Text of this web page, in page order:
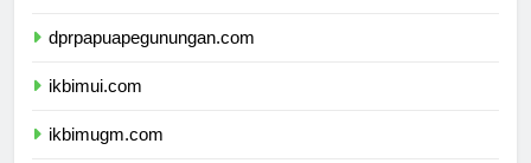
dprpapuapegunungan.com
ikbimui.com
ikbimugm.com